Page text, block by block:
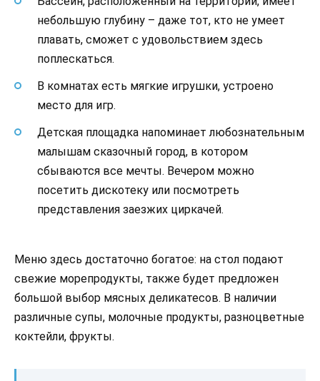
небольшую глубину – даже тот, кто не умеет
плавать, сможет с удовольствием здесь
поплескаться.
В комнатах есть мягкие игрушки, устроено
место для игр.
Детская площадка напоминает любознательным
малышам сказочный город, в котором
сбываются все мечты. Вечером можно
посетить дискотеку или посмотреть
представления заезжих циркачей.
Меню здесь достаточно богатое: на стол подают
свежие морепродукты, также будет предложен
большой выбор мясных деликатесов. В наличии
различные супы, молочные продукты, разноцветные
коктейли, фрукты.